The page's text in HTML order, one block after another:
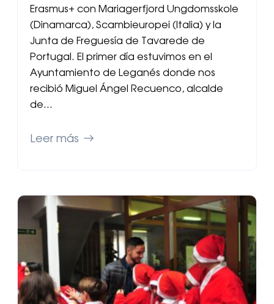
Erasmus+ con Mariagerfjord Ungdomsskole
(Dinamarca), Scambieuropei (Italia) y la
Junta de Freguesía de Tavarede de
Portugal. El primer día estuvimos en el
Ayuntamiento de Leganés donde nos
recibió Miguel Ángel Recuenco, alcalde
de…
Leer más